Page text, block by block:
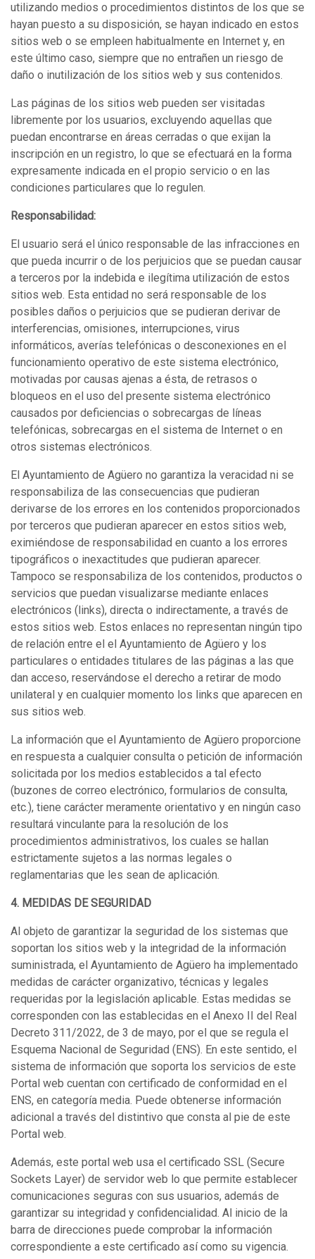
utilizando medios o procedimientos distintos de los que se
hayan puesto a su disposición, se hayan indicado en estos
sitios web o se empleen habitualmente en Internet y, en
este último caso, siempre que no entrañen un riesgo de
daño o inutilización de los sitios web y sus contenidos.
Las páginas de los sitios web pueden ser visitadas
libremente por los usuarios, excluyendo aquellas que
puedan encontrarse en áreas cerradas o que exijan la
inscripción en un registro, lo que se efectuará en la forma
expresamente indicada en el propio servicio o en las
condiciones particulares que lo regulen.
Responsabilidad:
El usuario será el único responsable de las infracciones en
que pueda incurrir o de los perjuicios que se puedan causar
a terceros por la indebida e ilegítima utilización de estos
sitios web. Esta entidad no será responsable de los
posibles daños o perjuicios que se pudieran derivar de
interferencias, omisiones, interrupciones, virus
informáticos, averías telefónicas o desconexiones en el
funcionamiento operativo de este sistema electrónico,
motivadas por causas ajenas a ésta, de retrasos o
bloqueos en el uso del presente sistema electrónico
causados por deficiencias o sobrecargas de líneas
telefónicas, sobrecargas en el sistema de Internet o en
otros sistemas electrónicos.
El Ayuntamiento de Agüero no garantiza la veracidad ni se
responsabiliza de las consecuencias que pudieran
derivarse de los errores en los contenidos proporcionados
por terceros que pudieran aparecer en estos sitios web,
eximiéndose de responsabilidad en cuanto a los errores
tipográficos o inexactitudes que pudieran aparecer.
Tampoco se responsabiliza de los contenidos, productos o
servicios que puedan visualizarse mediante enlaces
electrónicos (links), directa o indirectamente, a través de
estos sitios web. Estos enlaces no representan ningún tipo
de relación entre el el Ayuntamiento de Agüero y los
particulares o entidades titulares de las páginas a las que
dan acceso, reservándose el derecho a retirar de modo
unilateral y en cualquier momento los links que aparecen en
sus sitios web.
La información que el Ayuntamiento de Agüero proporcione
en respuesta a cualquier consulta o petición de información
solicitada por los medios establecidos a tal efecto
(buzones de correo electrónico, formularios de consulta,
etc.), tiene carácter meramente orientativo y en ningún caso
resultará vinculante para la resolución de los
procedimientos administrativos, los cuales se hallan
estrictamente sujetos a las normas legales o
reglamentarias que les sean de aplicación.
4. MEDIDAS DE SEGURIDAD
Al objeto de garantizar la seguridad de los sistemas que
soportan los sitios web y la integridad de la información
suministrada, el Ayuntamiento de Agüero ha implementado
medidas de carácter organizativo, técnicas y legales
requeridas por la legislación aplicable. Estas medidas se
corresponden con las establecidas en el Anexo II del Real
Decreto 311/2022, de 3 de mayo, por el que se regula el
Esquema Nacional de Seguridad (ENS). En este sentido, el
sistema de información que soporta los servicios de este
Portal web cuentan con certificado de conformidad en el
ENS, en categoría media. Puede obtenerse información
adicional a través del distintivo que consta al pie de este
Portal web.
Además, este portal web usa el certificado SSL (Secure
Sockets Layer) de servidor web lo que permite establecer
comunicaciones seguras con sus usuarios, además de
garantizar su integridad y confidencialidad. Al inicio de la
barra de direcciones puede comprobar la información
correspondiente a este certificado así como su vigencia.